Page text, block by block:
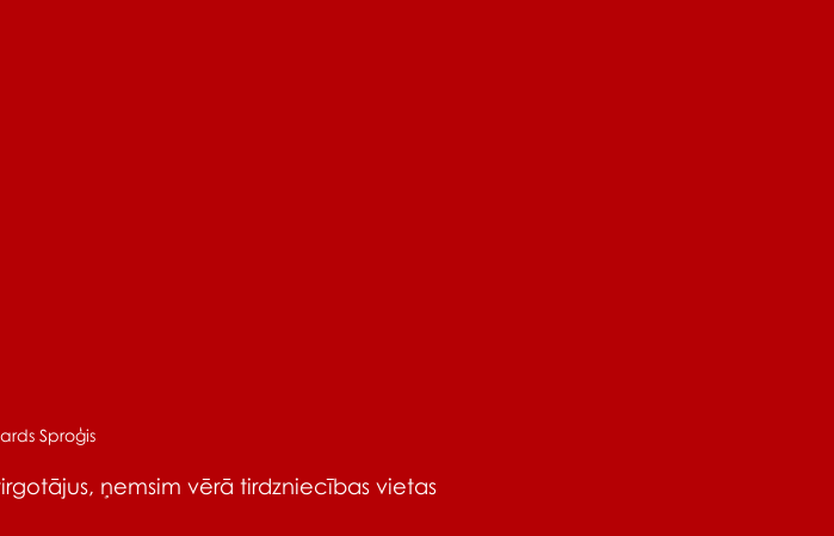
Sproģis
ņemsim vērā tirdzniecības vietas